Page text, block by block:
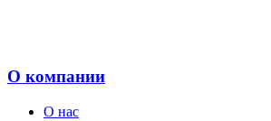
О компании
О нас